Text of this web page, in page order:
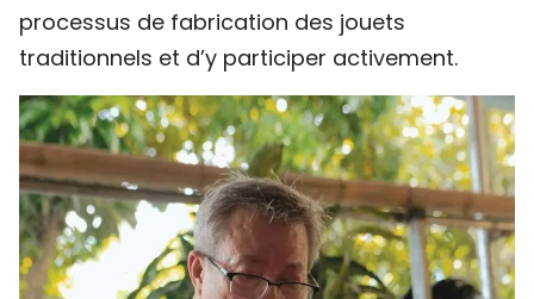
processus de fabrication des jouets
traditionnels et d’y participer activement.